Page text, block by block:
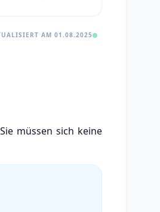
AM 01.08.2025
müssen sich keine